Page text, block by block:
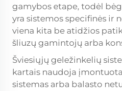
gamybos etape, todėl
yra sistemos specifinės ir
viena kita be atidžios
šliuzų gamintojų arba
Šviesiųjų geležinkelių
kartais naudoja
sistemas arba balasto